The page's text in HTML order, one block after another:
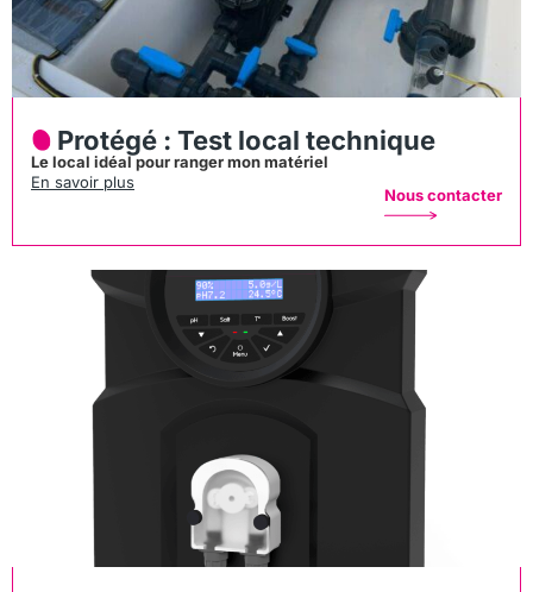
Protégé : Test local technique
Le local idéal pour ranger mon matériel
En savoir plus
Nous contacter